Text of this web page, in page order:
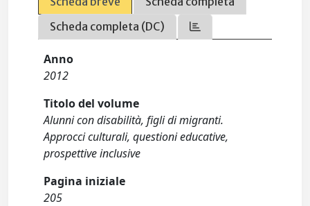
Scheda completa (DC)
Anno
2012
Titolo del volume
Alunni con disabilità, figli di migranti.
Approcci culturali, questioni educative,
prospettive inclusive
Pagina iniziale
205